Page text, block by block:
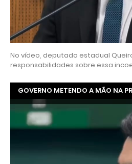
No vídeo, deputado estadual
responsabilidades sobre essa
GOVERNO METENDO A MÃO NA